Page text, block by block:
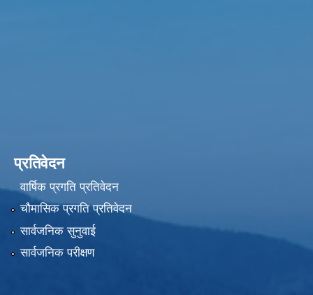
प्रतिवेदन
वार्षिक प्रगति प्रतिवेदन
चौमासिक प्रगति प्रतिवेदन
सार्वजनिक सुनुवाई
सार्वजनिक परीक्षण